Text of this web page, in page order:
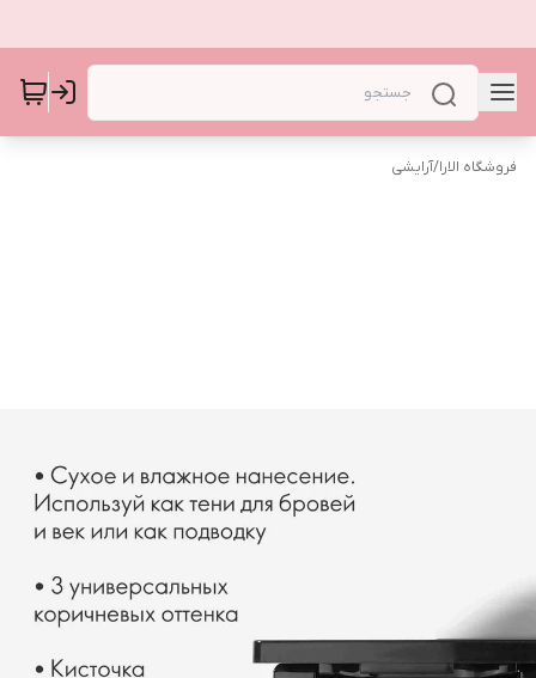
فروشگاه الارا/آرایشی